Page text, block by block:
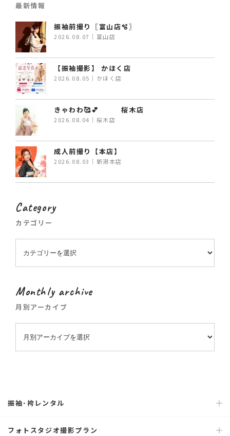
最新情報
振袖前撮り〖富山店🫧〗
2026.08.07｜富山店
【振袖撮影】 かほく店
2026.08.05｜かほく店
きゃわわ🥰💕 桜木店
2026.08.04｜桜木店
成人前撮り【本店】
2026.08.03｜新潟本店
Category
カテゴリー
Monthly archive
月別アーカイブ
振袖･袴レンタル
フォトスタジオ撮影プラン